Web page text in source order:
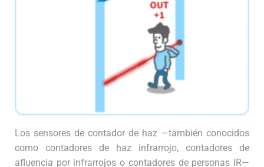
Los sensores de contador de haz —también conocidos
como contadores de haz infrarrojo, contadores de
afluencia por infrarrojos o contadores de personas IR—